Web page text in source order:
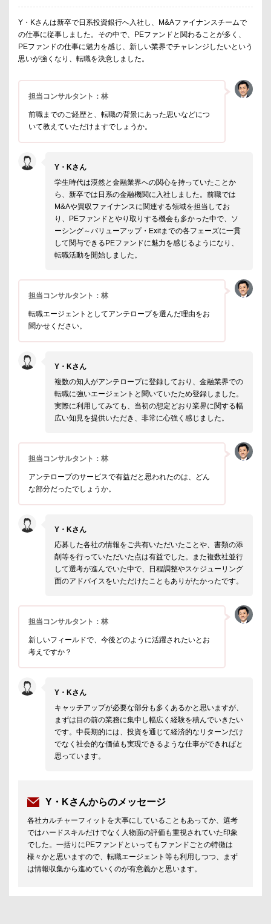
Y・Kさんは新卒で日系投資銀行へ入社し、M&Aファイナンスチームで
の仕事に従事しました。その中で、PEファンドと関わることが多く、
PEファンドの仕事に魅力を感じ、新しい業界でチャレンジしたいという
思いが強くなり、転職を決意しました。
担当コンサルタント：林
前職までのご経歴と、転職の背景にあった思いなどにつ
いて教えていただけますでしょうか。
Y・Kさん
学生時代は漠然と金融業界への関心を持っていたことか
ら、新卒では日系の金融機関に入社しました。前職では
M&Aや買収ファイナンスに関連する領域を担当してお
り、PEファンドとやり取りする機会も多かった中で、ソ
ーシング～バリューアップ・Exitまでの各フェーズに一貫
して関与できるPEファンドに魅力を感じるようになり、
転職活動を開始しました。
担当コンサルタント：林
転職エージェントとしてアンテロープを選んだ理由をお
聞かせください。
Y・Kさん
複数の知人がアンテロープに登録しており、金融業界での
転職に強いエージェントと聞いていたため登録しました。
実際に利用してみても、当初の想定どおり業界に関する幅
広い知見を提供いただき、非常に心強く感じました。
担当コンサルタント：林
アンテロープのサービスで有益だと思われたのは、どん
な部分だったでしょうか。
Y・Kさん
応募した各社の情報をご共有いただいたことや、書類の添
削等を行っていただいた点は有益でした。また複数社並行
して選考が進んでいた中で、日程調整やスケジューリング
面のアドバイスをいただけたこともありがたかったです。
担当コンサルタント：林
新しいフィールドで、今後どのように活躍されたいとお
考えですか？
Y・Kさん
キャッチアップが必要な部分も多くあるかと思いますが、
まずは目の前の業務に集中し幅広く経験を積んでいきたい
です。中長期的には、投資を通じて経済的なリターンだけ
でなく社会的な価値も実現できるような仕事ができればと
思っています。
Y・Kさんからのメッセージ
各社カルチャーフィットを大事にしていることもあってか、選考
ではハードスキルだけでなく人物面の評価も重視されていた印象
でした。一括りにPEファンドといってもファンドごとの特徴は
様々かと思いますので、転職エージェント等も利用しつつ、まず
は情報収集から進めていくのが有意義かと思います。